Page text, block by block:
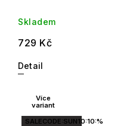
Skladem
729 Kč
Detail
Více
variant
SALECODE:SUN10:10:%